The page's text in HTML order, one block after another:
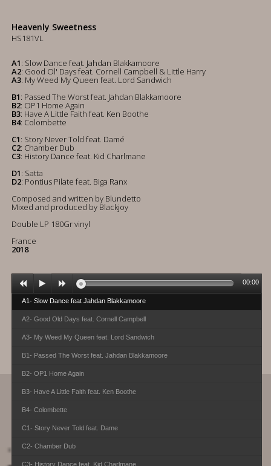
Heavenly Sweetness
HS181VL
A1: Slow Dance feat. Jahdan Blakkamoore
A2: Good Ol' Days feat. Cornell Campbell & Little Harry
A3: My Weed My Queen feat. Lord Sandwich
B1: Passed The Worst feat. Jahdan Blakkamoore
B2: OP1 Home Again
B3: Have A Little Faith feat. Ken Boothe
B4: Colombette
C1: Story Never Told feat. Damé
C2: Chamber Dub
C3: History Dance feat. Kid Charlmane
D1: Satta
D2: Pontius Pilate feat. Biga Ranx
Composed and written by Blundetto
Mixed and produced by Blackjoy
Double LP 180Gr vinyl
France
2018
A1- Slow Dance feat Jahdan Blakkamoore
A2- Good Old Days feat. Cornell Campbell
A3- My Weed My Queen feat. Lord Sandwich
B1- Passed The Worst feat. Jahdan Blakkamoore
B2- OP1 Home Again
B3- Have A Little Faith feat. Ken Boothe
B4- Colombette
C1- Story Never Told feat. Dame
C2- Chamber Dub
C3- History Dance feat. Kid Charlmane
00:00